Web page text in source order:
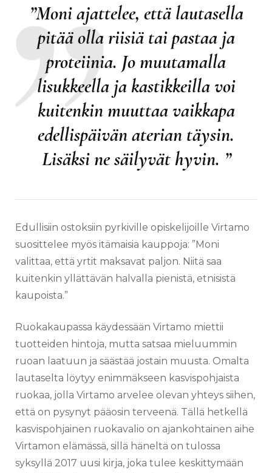
”Moni ajattelee, että lautasella
pitää olla riisiä tai pastaa ja
proteiinia. Jo muutamalla
lisukkeella ja kastikkeilla voi
kuitenkin muuttaa vaikkapa
edellispäivän aterian täysin.
Lisäksi ne säilyvät hyvin. ”
Edullisiin ostoksiin pyrkiville opiskelijoille Virtamo
suosittelee myös itämaisia kauppoja: ”Moni
valittaa, että yrtit maksavat paljon. Niitä saa
kuitenkin yllättävän halvalla pienistä, etnisistä
kaupoista.”
Ruokakaupassa käydessään Virtamo miettii
tuotteiden hintoja, mutta satsaa mieluummin
ruoan laatuun ja säästää jostain muusta. Omalta
lautaselta löytyy enimmäkseen kasvispohjaista
ruokaa, jolla Virtamo arvelee olevan yhteys siihen,
että on pysynyt pääosin terveenä. Tällä hetkellä
kasvispohjainen ruokavalio on ajankohtainen aihe
Virtamon elämässä, sillä häneltä on tulossa
syksyllä 2017 uusi kirja, joka tulee keskittymään